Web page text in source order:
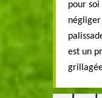
pour soi
est un